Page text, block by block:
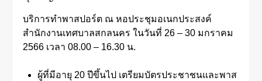
บริการทำพาสปอร์ต ณ หอประชุมอเนกประสงค์
สำนักงานเทศบาลสกลนคร ในวันที่ 26 – 30 มกราคม
2566 เวลา 08.00 – 16.30 น.
ผู้ที่มีอายุ 20 ปีขึ้นไป เตรียมบัตรประชาชนและพาส